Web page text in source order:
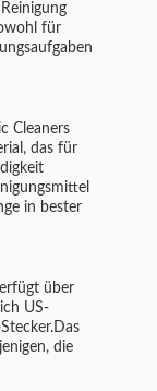
für
Cleaners
das für
in bester
über
US-
die